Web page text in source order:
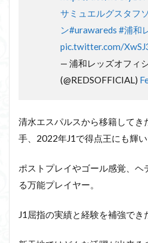
サミュエルグスタフ
ン#urawareds #浦和
pic.twitter.com/
— 浦和レッズオフィ
(@REDSOFFICIAL)
清水エスパルスから移籍して
手、2022年J1で得点王にも輝い
ポストプレイやゴール感覚、ヘ
る万能プレイヤー。
J1屈指の実績と経験を補強でき